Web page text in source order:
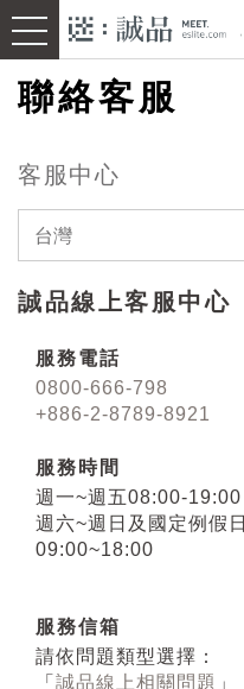
聯絡客服
客服中心
台灣
誠品線上客服中心
服務電話
0800-666-798
+886-2-8789-8921
服務時間
週一~週五08:00-19:00
週六~週日及國定例假日
09:00~18:00
服務信箱
請依問題類型選擇：
「 誠品線上相關問題 」